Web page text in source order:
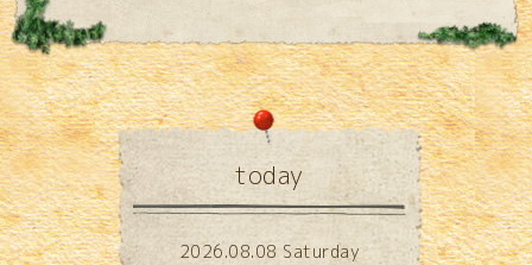
today
2026.08.08 Saturday